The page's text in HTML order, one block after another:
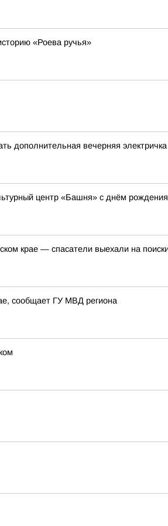
«Роева ручья»
дополнительная вечерняя электричка
центр «Башня» с днём
крае — спасатели выехали на
сообщает ГУ МВД региона